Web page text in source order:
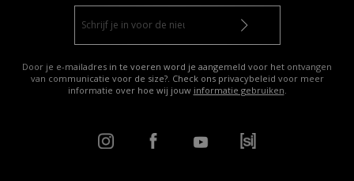
Door je e-mailadres in te voeren word je aangemeld voor het ontvangen
van communicatie voor de size?. Check ons privacybeleid voor meer
informatie over hoe wij jouw informatie gebruiken